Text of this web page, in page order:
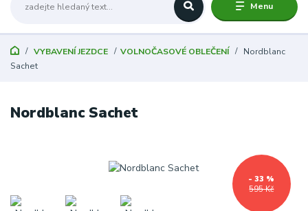
Menu
VYBAVENÍ JEZDCE VOLNOČASOVÉ OBLEČENÍ
Nordblanc
Sachet
Nordblanc Sachet
595 Kč
- 33 %